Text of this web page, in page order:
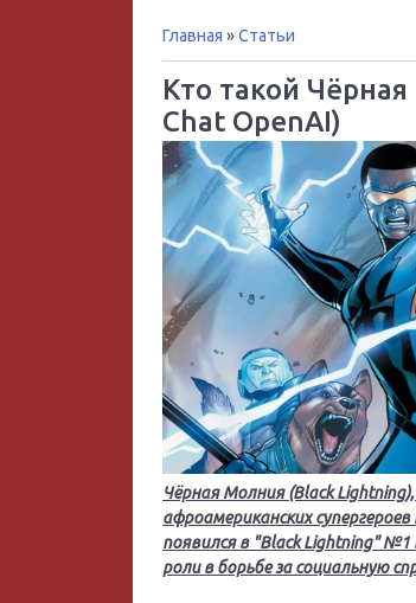
Главная »Статьи
Кто такой
Chat OpenAI)
Чёрная Молния (Black
афроамериканских
появился в "Black Lightning" №1
роли в борьбе за социальную